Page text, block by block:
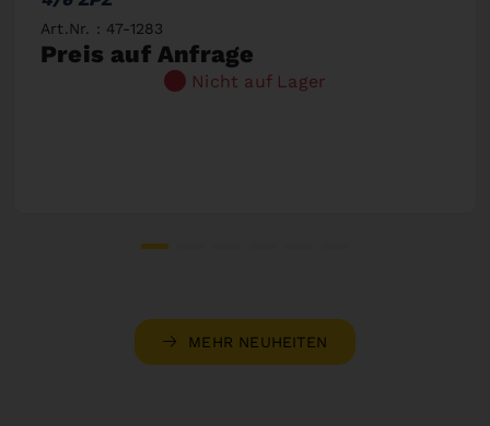
Art.Nr. : 47-1283
Preis auf Anfrage
Nicht auf Lager
MEHR NEUHEITEN